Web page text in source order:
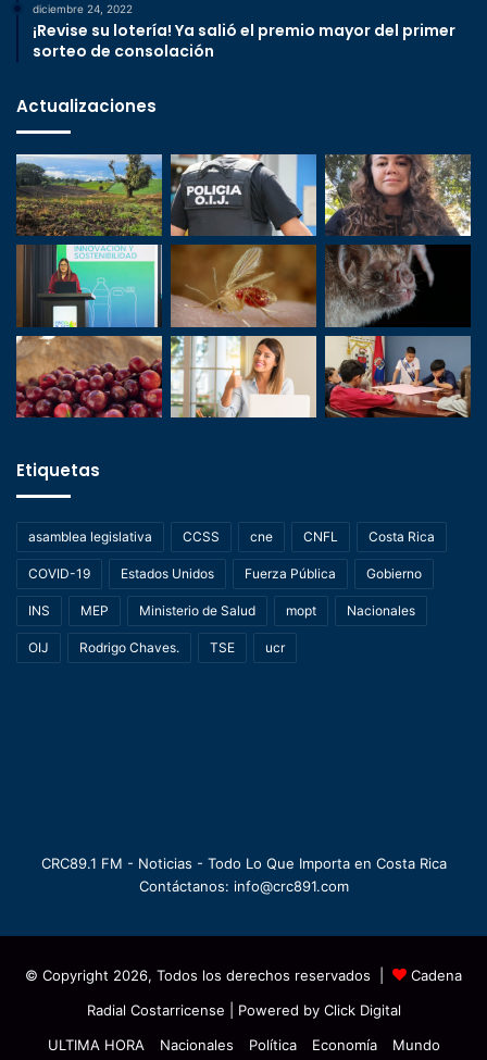
diciembre 24, 2022
¡Revise su lotería! Ya salió el premio mayor del primer
sorteo de consolación
Actualizaciones
Etiquetas
asamblea legislativa CCSS cne CNFL Costa Rica
COVID-19 Estados Unidos Fuerza Pública Gobierno
INS MEP Ministerio de Salud mopt Nacionales
OIJ Rodrigo Chaves. TSE ucr
CRC89.1 FM - Noticias - Todo Lo Que Importa en Costa Rica
Contáctanos: info@crc891.com
© Copyright 2026, Todos los derechos reservados |
Cadena
Radial Costarricense | Powered by Click Digital
ULTIMA HORA
Nacionales Política Economía Mundo